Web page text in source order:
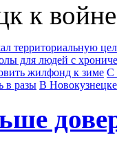
к
территориальную
для людей с
жилфонд к зиме С
в разы В